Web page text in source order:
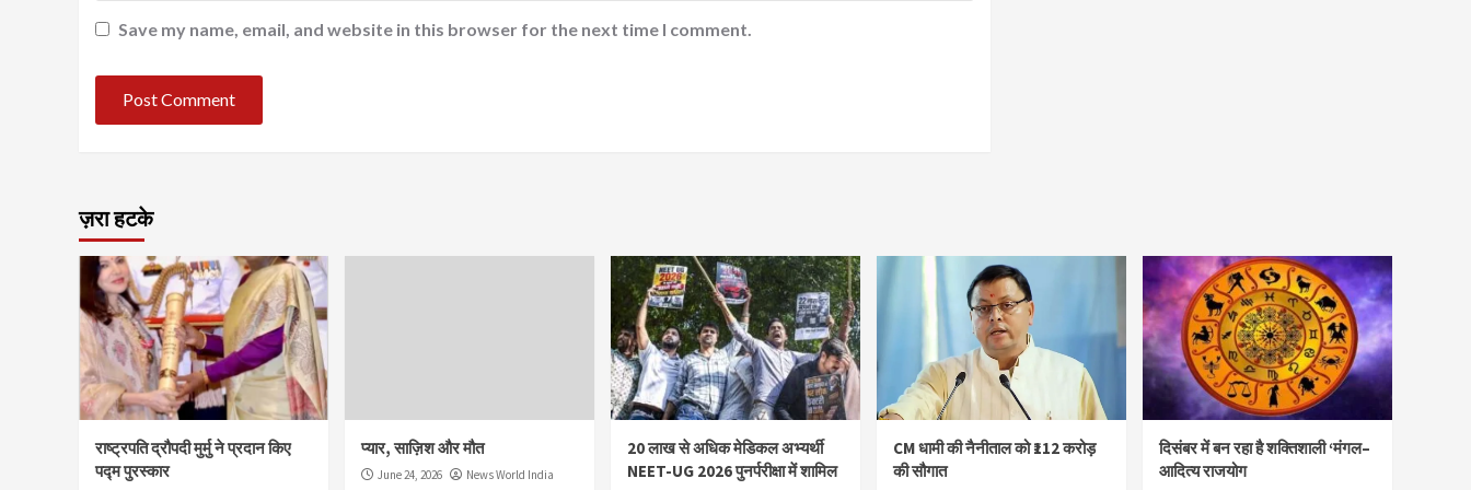
Save my name, email, and website in this browser for the next time I comment.
ज़रा हटके
राष्ट्रपति द्रौपदी मुर्मु ने प्रदान किए
पद्म पुरस्कार
प्यार, साज़िश और मौत
June 24, 2026 News World India
20 लाख से अधिक मेडिकल अभ्यर्थी
NEET-UG 2026 पुनर्परीक्षा में शामिल
CM धामी की नैनीताल को ₹112 करोड़
की सौगात
दिसंबर में बन रहा है शक्तिशाली ‘मंगल–
आदित्य राजयोग